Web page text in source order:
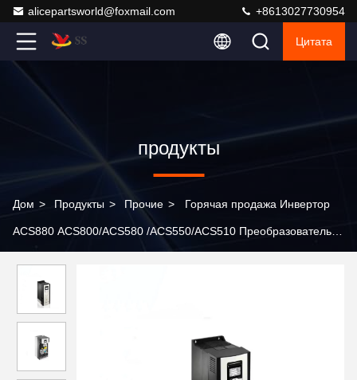
alicepartsworld@foxmail.com +8613027730954
Цитата
продукты
Дом > Продукты > Прочие > Горячая продажа Инвертор
ACS880 ACS800/ACS580 /ACS550/ACS510 Преобразователь